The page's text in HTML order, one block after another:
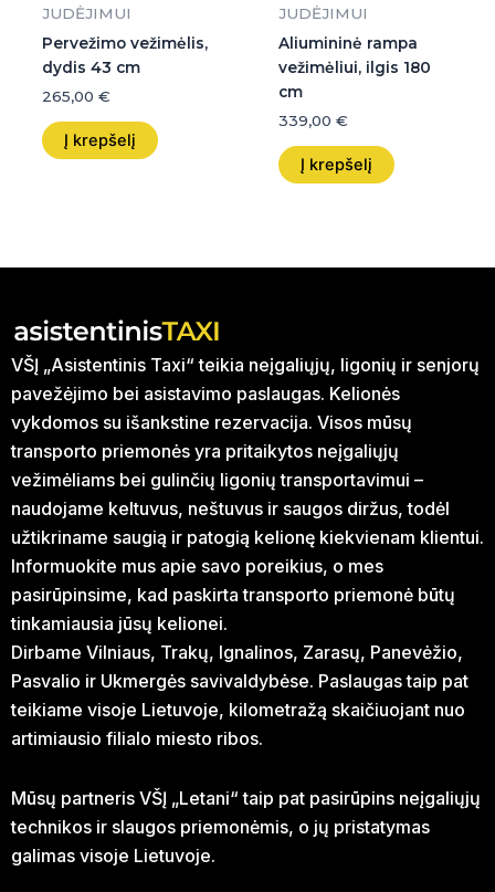
JUDĖJIMUI
Pervežimo vežimėlis,
dydis 43 cm
265,00 €
Į krepšelį
JUDĖJIMUI
Aliumininė rampa
vežimėliui, ilgis 180
cm
339,00 €
Į krepšelį
VŠĮ „Asistentinis Taxi“ teikia neįgaliųjų, ligonių ir senjorų
pavežėjimo bei asistavimo paslaugas. Kelionės
vykdomos su išankstine rezervacija. Visos mūsų
transporto priemonės yra pritaikytos neįgaliųjų
vežimėliams bei gulinčių ligonių transportavimui –
naudojame keltuvus, neštuvus ir saugos diržus, todėl
užtikriname saugią ir patogią kelionę kiekvienam klientui.
Informuokite mus apie savo poreikius, o mes
pasirūpinsime, kad paskirta transporto priemonė būtų
tinkamiausia jūsų kelionei.
Dirbame Vilniaus, Trakų, Ignalinos, Zarasų, Panevėžio,
Pasvalio ir Ukmergės savivaldybėse. Paslaugas taip pat
teikiame visoje Lietuvoje, kilometražą skaičiuojant nuo
artimiausio filialo miesto ribos.
Mūsų partneris VŠĮ „Letani“ taip pat pasirūpins neįgaliųjų
technikos ir slaugos priemonėmis, o jų pristatymas
galimas visoje Lietuvoje.